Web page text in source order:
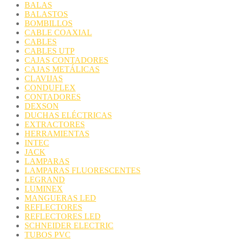
BALAS
BALASTOS
BOMBILLOS
CABLE COAXIAL
CABLES
CABLES UTP
CAJAS CONTADORES
CAJAS METÁLICAS
CLAVIJAS
CONDUFLEX
CONTADORES
DEXSON
DUCHAS ELÉCTRICAS
EXTRACTORES
HERRAMIENTAS
INTEC
JACK
LAMPARAS
LAMPARAS FLUORESCENTES
LEGRAND
LUMINEX
MANGUERAS LED
REFLECTORES
REFLECTORES LED
SCHNEIDER ELECTRIC
TUBOS PVC